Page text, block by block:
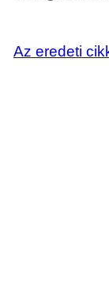
Az eredeti